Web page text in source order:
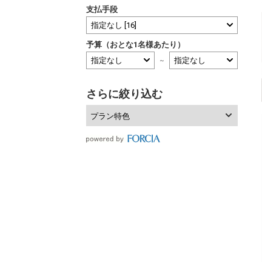
支払手段
予算（おとな1名様あたり）
～
さらに絞り込む
プラン特色